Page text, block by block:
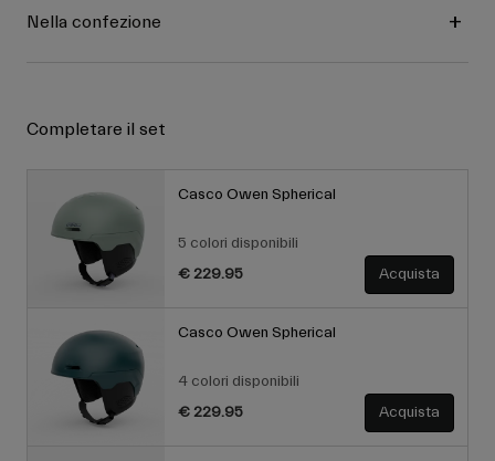
Nella confezione
Completare il set
Casco Owen Spherical
5 colori disponibili
€ 229.95
Acquista
Casco Owen Spherical
4 colori disponibili
€ 229.95
Acquista